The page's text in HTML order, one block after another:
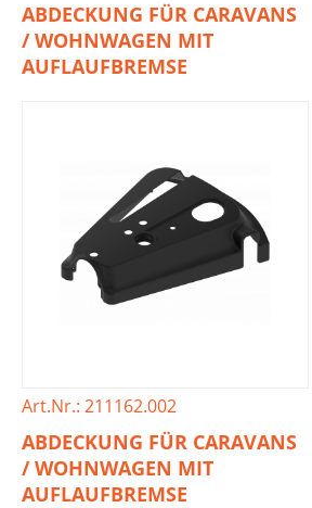
ABDECKUNG FÜR CARAVANS
/ WOHNWAGEN MIT
AUFLAUFBREMSE
Art.Nr.: 211162.002
ABDECKUNG FÜR CARAVANS
/ WOHNWAGEN MIT
AUFLAUFBREMSE